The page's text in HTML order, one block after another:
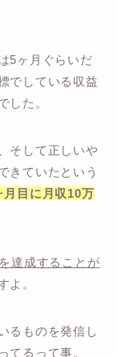
5ヶ月ぐらいだ
でしている収益
した。
そして正しいや
きていたという
月目に月収10万
達成することが
よ。
るものを発信し
てるって事。